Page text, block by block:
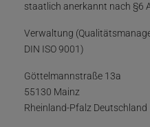
staatlich anerkannt nach §6
Verwaltung
DIN ISO 9001)
Göttelmannstraße 13a
55130 Mainz
Rheinland-Pfalz Deutschland